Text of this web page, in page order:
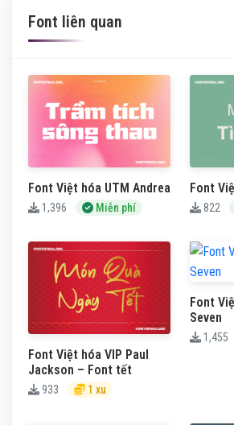
Font liên quan
Font Việt hóa UTM Andrea
1,396 Miễn phí
Font
822
Font Việt hóa VIP Paul
Jackson – Font tết
933 1 xu
Font
Seven
1,455